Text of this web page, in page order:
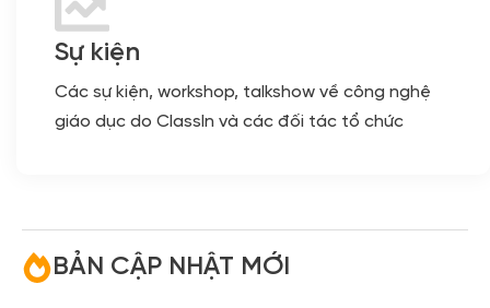
Sự kiện
Các sự kiện, workshop, talkshow về công nghệ
giáo dục do ClassIn và các đối tác tổ chức
BẢN CẬP NHẬT MỚI